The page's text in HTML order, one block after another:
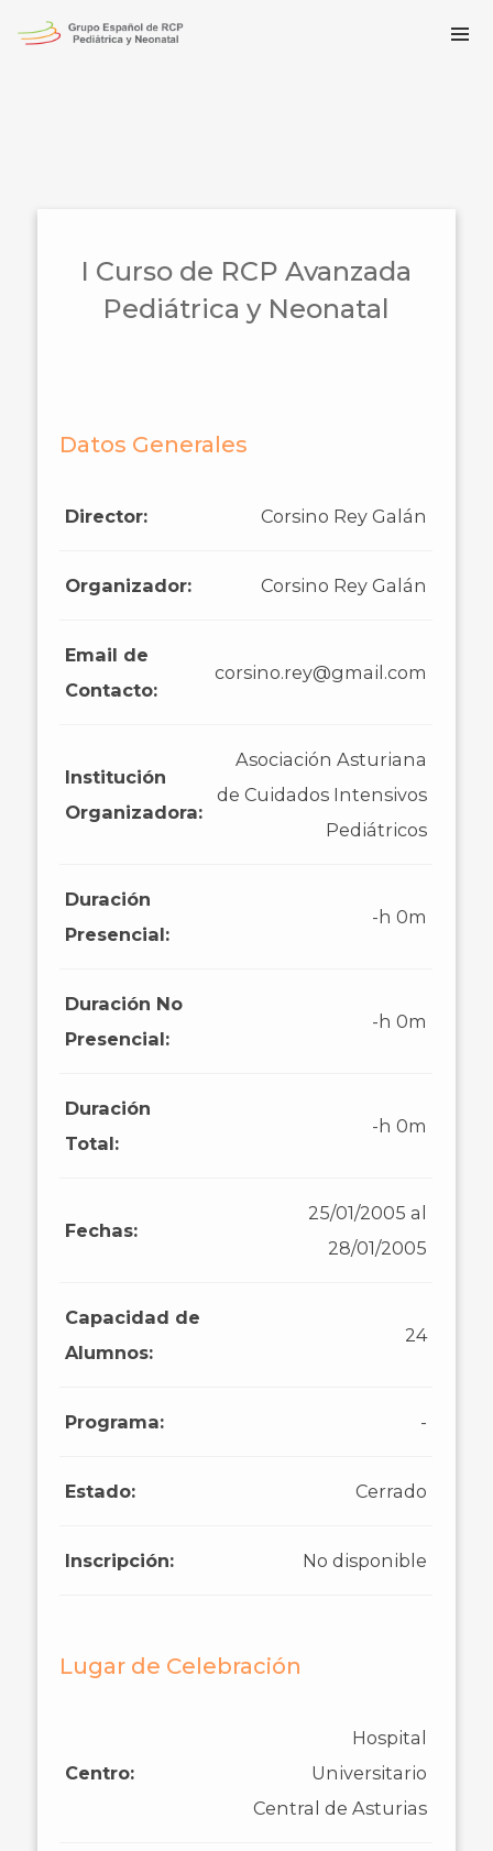
I Curso de RCP Avanzada
Pediátrica y Neonatal
Datos Generales
Director: Corsino Rey Galán
Organizador: Corsino Rey Galán
Email de
Contacto:
corsino.rey@gmail.com
Institución
Organizadora:
Asociación Asturiana
de Cuidados Intensivos
Pediátricos
Duración
Presencial:
-h 0m
Duración No
Presencial:
-h 0m
Duración
Total:
-h 0m
Fechas:
25/01/2005 al
28/01/2005
Capacidad de
Alumnos:
24
Programa: -
Estado: Cerrado
Inscripción: No disponible
Lugar de Celebración
Centro:
Hospital
Universitario
Central de Asturias